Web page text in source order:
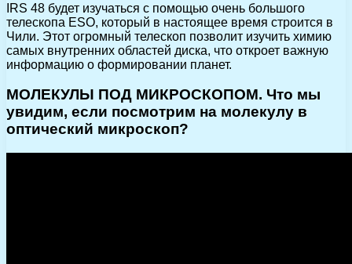
IRS 48 будет изучаться с помощью очень большого
телескопа ESO, который в настоящее время строится в
Чили. Этот огромный телескоп позволит изучить химию
самых внутренних областей диска, что откроет важную
информацию о формировании планет.
МОЛЕКУЛЫ ПОД МИКРОСКОПОМ. Что мы
увидим, если посмотрим на молекулу в
оптический микроскоп?